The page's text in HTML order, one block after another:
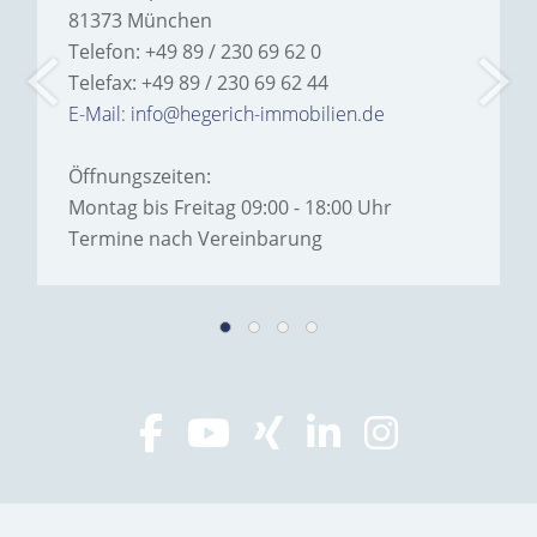
81373 München
Telefon: +49 89 / 230 69 62 0
Telefax: +49 89 / 230 69 62 44
E-Mail: info@hegerich-immobilien.de
Öffnungszeiten:
Montag bis Freitag 09:00 - 18:00 Uhr
Termine nach Vereinbarung